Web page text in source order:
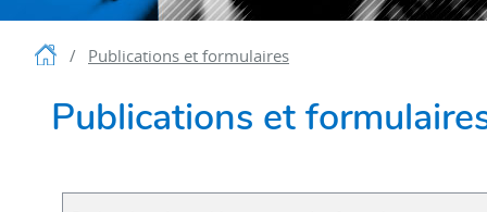
AccueilPublications et formulaires
Publications et